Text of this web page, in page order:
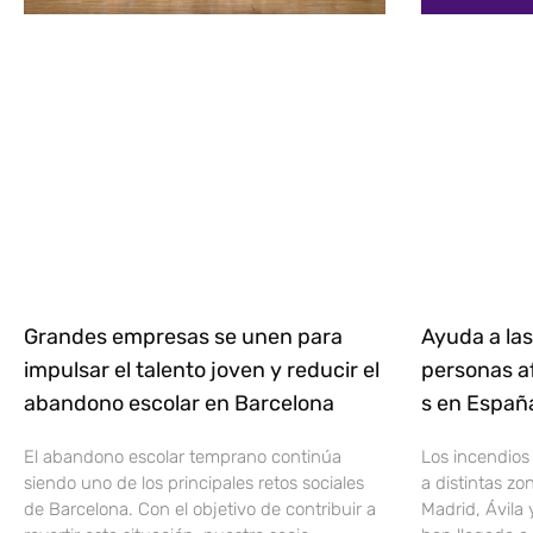
Grandes empresas se unen para
impulsar el talento joven y reducir el
abandono escolar en Barcelona
El abandono escolar temprano continúa
siendo uno de los principales retos sociales
de Barcelona. Con el objetivo de contribuir a
Ayuda a las
personas
s en
Los
a distintas
Madrid, Ávila